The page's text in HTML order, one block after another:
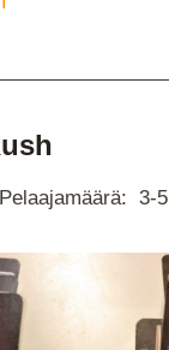
3-5